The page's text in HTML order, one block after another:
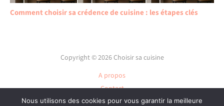
Comment choisir sa crédence de cuisine : les étapes clés
Copyright © 2026 Choisir sa cuisine
A propos
Contact
Plan du site
Nous utilisons des cookies pour vous garantir la meilleure